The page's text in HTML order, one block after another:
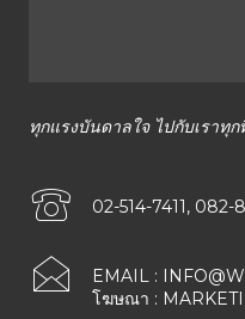
ทุกแรงบันดาลใจ ไปกับเราทุ
02-514-7411, 082-
EMAIL :
โฆษณา :